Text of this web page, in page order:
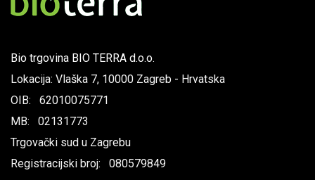
Bio trgovina BIO TERRA d.o.o.
Lokacija: Vlaška 7, 10000 Zagreb - Hrvatska
OIB: 62010075771
MB: 02131773
Trgovački sud u Zagrebu
Registracijski broj: 080579849